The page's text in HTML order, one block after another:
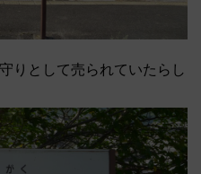
りとして売られていたらし